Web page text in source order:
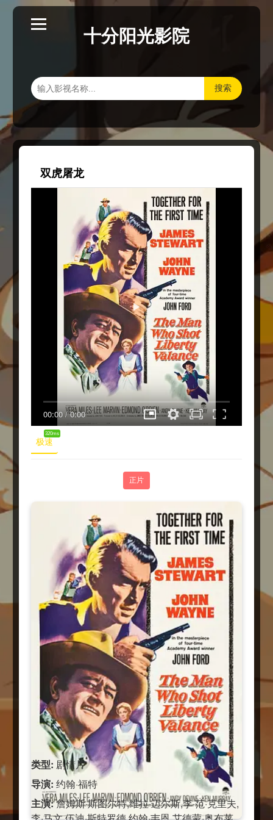
十分阳光影院
搜索
双虎屠龙
00:00/0:00
极速
320ms
正片
类型: 剧情片
导演: 约翰·福特
主演:詹姆斯·斯图尔特,维拉·迈尔斯,李·范·克里夫,